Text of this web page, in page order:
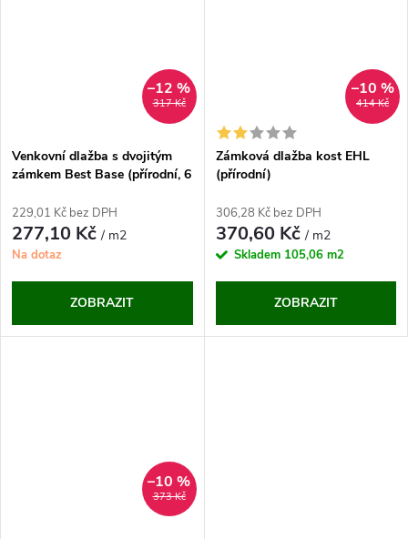
317 Kč
–12 %
Venkovní dlažba s dvojitým
zámkem Best Base (přírodní, 6
229,01 Kč bez DPH
277,10 Kč/ m2
Na dotaz
ZOBRAZIT
414 Kč
–10 %
Zámková dlažba kost EHL
(přírodní)
306,28 Kč bez DPH
370,60 Kč/ m2
Skladem 105,06 m2
ZOBRAZIT
373 Kč
–10 %